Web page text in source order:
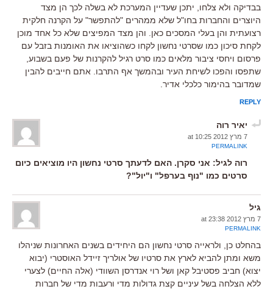
בבדיקה ולא צלחו, יתכן שעדיין המערכת לא בשלה לכך הן מצד
היוצרים והחברות בחו"ל שלא ממהרים "להתפשר" על הקרנה חלקית
רצועתית והן בעלי המסכים כאן. והן מצד המפיצים שלא כל אחד מוכן
לקחת סיכון כמו שסרטי נחשון לקחו כשהוציאו את האומנות בזבל עם
פרסום ויחסי ציבור מלאים כמו סרט רגיל להקרנות של פעם בשבוע,
שתפסו והפכו לשיחת העיר ובהמשך אף התרבו. אתם חייבים להבין
שמדובר בהימור כלכלי אדיר.
REPLY
יאיר רוה
7 מרץ 2012 at 10:25
PERMALINK
רוה לגיל: אני סקרן. האם לדעתך סרטי נחשון היו מוציאים כיום
סרטים כמו "נוף בערפל" ו"יול"?
גיל
7 מרץ 2012 at 23:38
PERMALINK
בהחלט כן, ולראייה סרטי נחשון הם היחידים בשנים האחרונות שניהלו
משא ומתן להביא לארץ את סרטיו של אולריך זיידל האוסטרי (יבוא
יצוא) חביב פסטיבל קאן ושל רוי אנדרסן השוודי (אלה החיים) לצערי
ללא הצלחה בשל עיניים קצת גדולות מדי ורעבות מדי של חברות